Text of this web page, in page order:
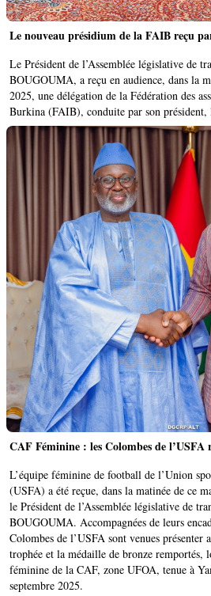
Le nouveau présidium de la FAIB reçu
Le Président de l’Assemblée législative de
BOUGOUMA, a reçu en audience, dans la
2025, une délégation de la Fédération des
Burkina (FAIB), conduite par son
CAF Féminine : les Colombes de l’USFA
L’équipe féminine de football de l’Union
(USFA) a été reçue, dans la matinée de ce
le Président de l’Assemblée législative de
BOUGOUMA. Accompagnées de leurs
Colombes de l’USFA sont venues présenter
trophée et la médaille de bronze remportés,
féminine de la CAF, zone UFOA, tenue à
septembre 2025.